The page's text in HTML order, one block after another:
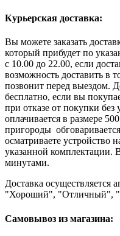
Курьерская доставка:
Вы можете заказать
который прибудет по
с 10.00 до 22.00, если
возможность доставить в
позвонит перед выездом.
бесплатно, если вы
при отказе от покупки
оплачивается в размере
пригороды
осматриваете устройство
указанной комплектации.
минутами.
Доставка осуществляется
"Хороший", "Отличный",
Самовывоз из магазина: